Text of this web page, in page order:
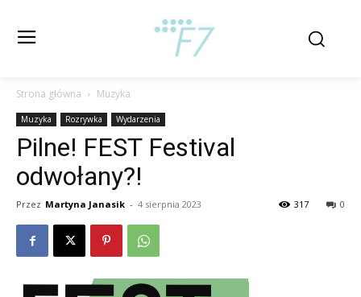
Strona główna Muzyka
Muzyka Rozrywka Wydarzenia
Pilne! FEST Festival
odwołany?!
Przez Martyna Janasik - 4 sierpnia 2023 0
317